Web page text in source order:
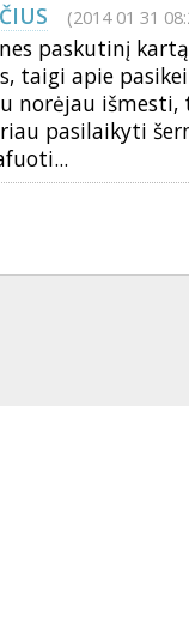
(2014 01 31
paskutinį
taigi apie
norėjau išmesti,
pasilaikyti